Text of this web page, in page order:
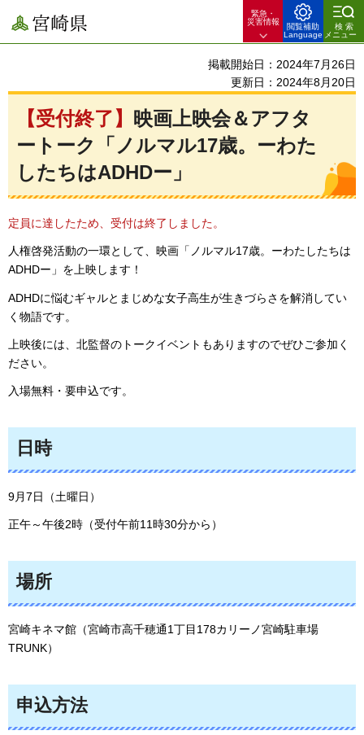
宮崎県
緊急・
災害情報
閲覧補助
Language
検索
メニュー
掲載開始日：2024年7月26日
更新日：2024年8月20日
【受付終了】
映画上映会＆アフタ
ートーク「ノルマル17歳。ーわた
したちはADHDー」
定員に達したため、受付は終了しました。
人権啓発活動の一環として、映画「ノルマル17歳。ーわたしたちは
ADHDー」を上映します！
ADHDに悩むギャルとまじめな女子高生が生きづらさを解消してい
く物語です。
上映後には、北監督のトークイベントもありますのでぜひご参加く
ださい。
入場無料・要申込です。
日時
9月7日（土曜日）
正午～午後2時（受付午前11時30分から）
場所
宮崎キネマ館（宮崎市高千穂通1丁目178カリーノ宮崎駐車場
TRUNK）
申込方法